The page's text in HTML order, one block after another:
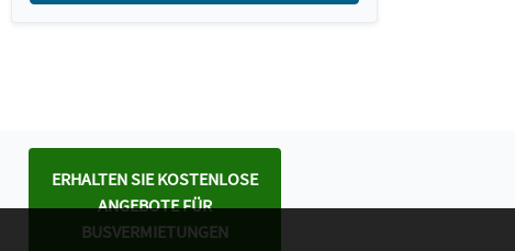
ERHALTEN SIE KOSTENLOSE
ANGEBOTE FÜR
BUSVERMIETUNGEN